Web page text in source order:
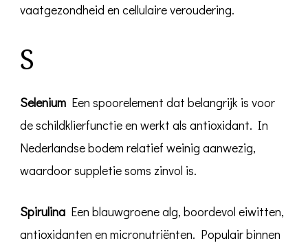
vaatgezondheid en cellulaire veroudering.
S
Selenium Een spoorelement dat belangrijk is voor
de schildklierfunctie en werkt als antioxidant. In
Nederlandse bodem relatief weinig aanwezig,
waardoor suppletie soms zinvol is.
Spirulina Een blauwgroene alg, boordevol eiwitten,
antioxidanten en micronutriënten. Populair binnen